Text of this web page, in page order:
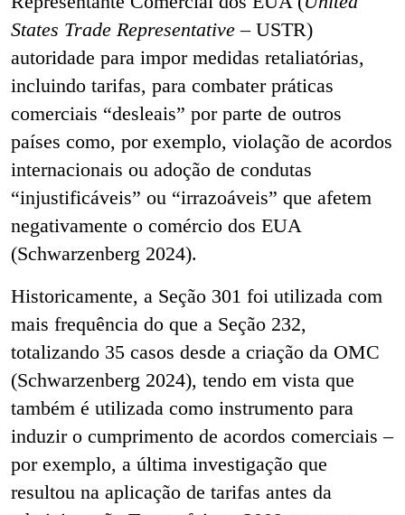
States Trade Representative – USTR)
autoridade para impor medidas retaliatórias,
incluindo tarifas, para combater práticas
comerciais “desleais” por parte de outros
países como, por exemplo, violação de acordos
internacionais ou adoção de condutas
“injustificáveis” ou “irrazoáveis” que afetem
negativamente o comércio dos EUA
(Schwarzenberg 2024).
Historicamente, a Seção 301 foi utilizada com
mais frequência do que a Seção 232,
totalizando 35 casos desde a criação da OMC
(Schwarzenberg 2024), tendo em vista que
também é utilizada como instrumento para
induzir o cumprimento de acordos comerciais–
por exemplo, a última investigação que
resultou na aplicação de tarifas antes da